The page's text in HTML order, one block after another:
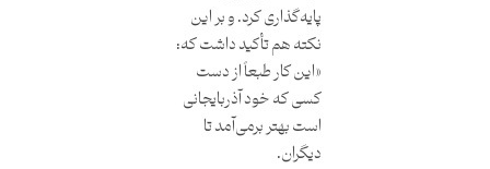
پایه‌گذاری کرد. و بر این
نکته هم تأکید داشت که:
«این کار طبعاً از دست
کسی که خود آذربایجانی
است بهتر برمی‌آمد تا
دیگران.